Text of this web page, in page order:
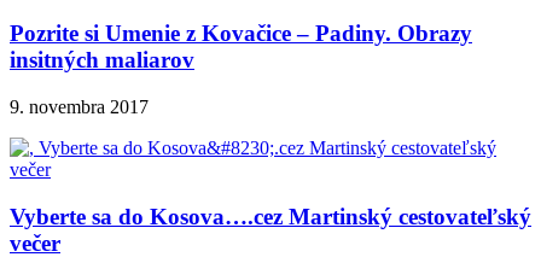
Pozrite si Umenie z Kovačice – Padiny. Obrazy
insitných maliarov
9. novembra 2017
Vyberte sa do Kosova….cez Martinský cestovateľský
večer